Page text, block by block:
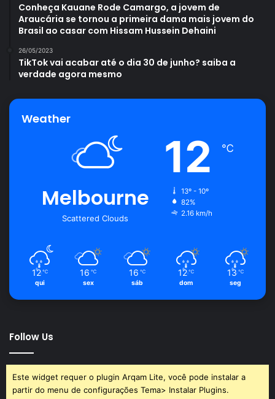
Conheça Kauane Rode Camargo, a jovem de
Araucária se tornou a primeira dama mais jovem do
Brasil ao casar com Hissam Hussein Dehaini
26/05/2023
TikTok vai acabar até o dia 30 de junho? saiba a
verdade agora mesmo
Weather
Melbourne
Scattered Clouds
12 ℃
13º - 10º
82%
2.16 km/h
12 ℃
qui
16 ℃
sex
16 ℃
sáb
12 ℃
dom
13 ℃
seg
Follow Us
Este widget requer o plugin Arqam Lite, você pode instalar a
partir do menu de configurações Tema> Instalar Plugins.